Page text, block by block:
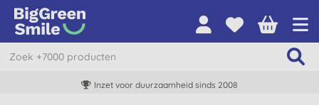
Inzet voor duurzaamheid sinds 2008